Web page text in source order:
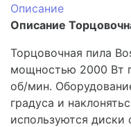
Описание
Описание
Торцовочная пила
мощностью 2000 Вт
об/мин.
градуса и
используются